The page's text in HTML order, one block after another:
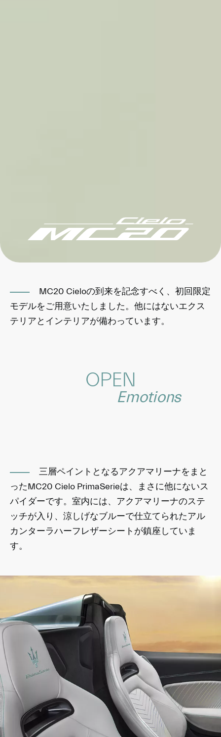
MC20 Cieloの到来を記念すべく、初回限定
モデルをご用意いたしました。他にはないエクス
テリアとインテリアが備わっています。
OPEN
Emotions
三層ペイントとなるアクアマリーナをまと
ったMC20 Cielo PrimaSerieは、まさに他にないス
パイダーです。室内には、アクアマリーナのステ
ッチが入り、涼しげなブルーで仕立てられたアル
カンターラハーフレザーシートが鎮座していま
す。